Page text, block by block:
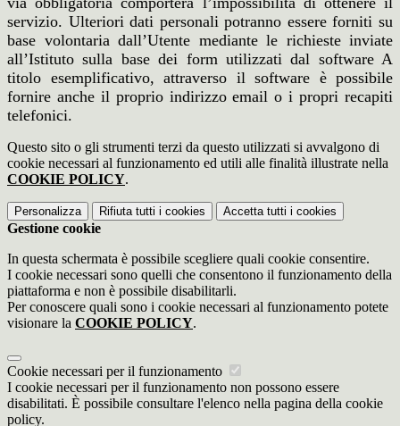
servizio. Ulteriori dati personali potranno essere forniti su
base volontaria dall’Utente mediante le richieste inviate
all’Istituto sulla base dei form utilizzati dal software A
titolo esemplificativo, attraverso il software è possibile
fornire anche il proprio indirizzo email o i propri recapiti
telefonici.
Questo sito o gli strumenti terzi da questo utilizzati si avvalgono di
cookie necessari al funzionamento ed utili alle finalità illustrate nella
COOKIE POLICY.
Personalizza Rifiuta tutti i cookies Accetta tutti i cookies
Gestione cookie
In questa schermata è possibile scegliere quali cookie consentire.
I cookie necessari sono quelli che consentono il funzionamento della
piattaforma e non è possibile disabilitarli.
Per conoscere quali sono i cookie necessari al funzionamento potete
visionare la COOKIE POLICY.
Cookie necessari per il funzionamento
I cookie necessari per il funzionamento non possono essere
disabilitati. È possibile consultare l'elenco nella pagina della cookie
policy.